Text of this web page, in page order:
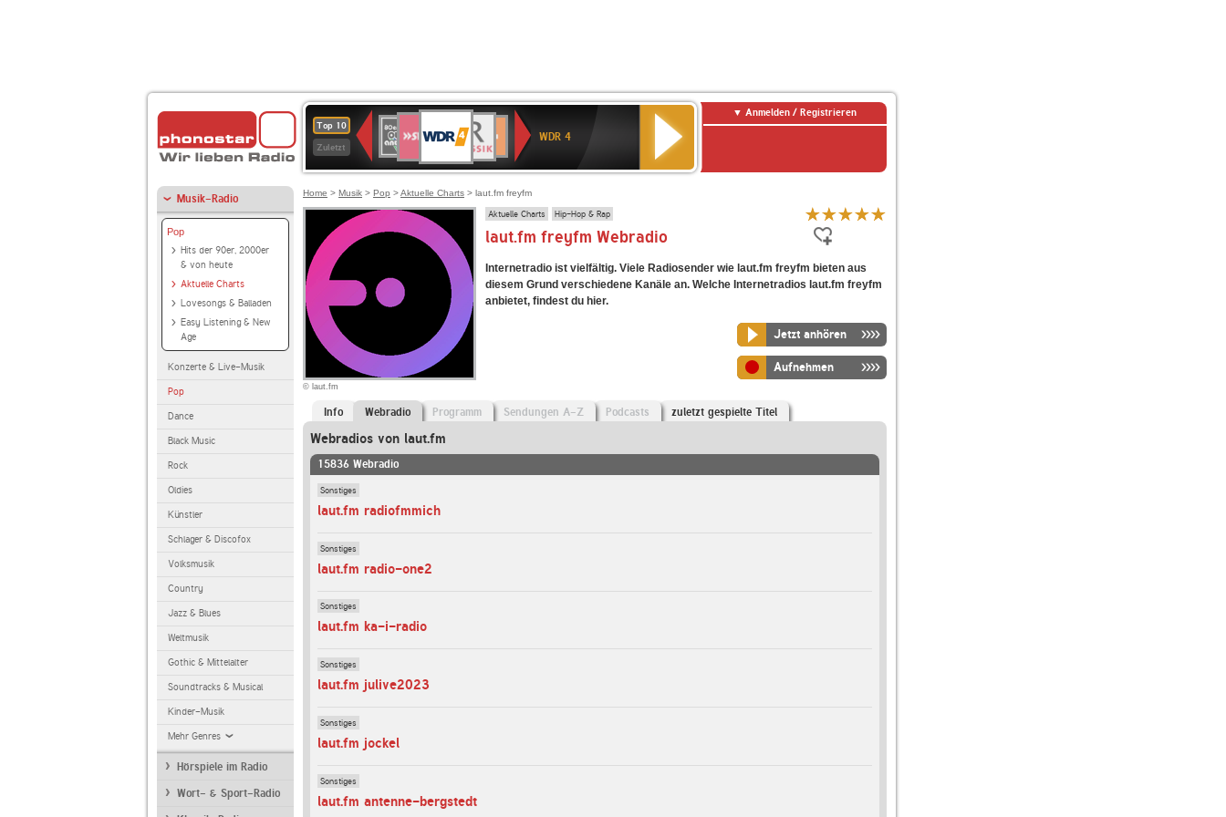
Top 10
Zuletzt
Deutschlandfunk
80er
90er
OLDIE
ANTENNE
4
KLASSIK
Deutschlandfunk
Kultur
Kultur
2
WDR 4
Anmelden / Registrieren
Musik-Radio
Pop
Hits der 90er, 2000er
& von heute
Aktuelle Charts
Lovesongs & Balladen
Easy Listening & New
Age
Konzerte & Live-Musik
Pop
Dance
Black Music
Rock
Oldies
Künstler
Schlager & Discofox
Volksmusik
Country
Jazz & Blues
Weltmusik
Gothic & Mittelalter
Soundtracks & Musical
Kinder-Musik
Mehr Genres
Hörspiele im Radio
Wort- & Sport-Radio
Home > Musik > Pop >Aktuelle Charts > laut.fm freyfm
© laut.fm
Aktuelle Charts Hip-Hop & Rap
laut.fm freyfm Webradio
Internetradio ist vielfältig. Viele Radiosender wie laut.fm freyfm bieten aus
diesem Grund verschiedene Kanäle an. Welche Internetradios laut.fm freyfm
anbietet, findest du hier.
Jetzt anhören
Aufnehmen
Info Webradio Programm Sendungen A-Z Podcasts zuletzt gespielte Titel
Webradios von laut.fm
15836 Webradio
Sonstiges
laut.fm radiofmmich
Sonstiges
laut.fm radio-one2
Sonstiges
laut.fm ka-i-radio
Sonstiges
laut.fm julive2023
Sonstiges
laut.fm jockel
Sonstiges
laut.fm antenne-bergstedt